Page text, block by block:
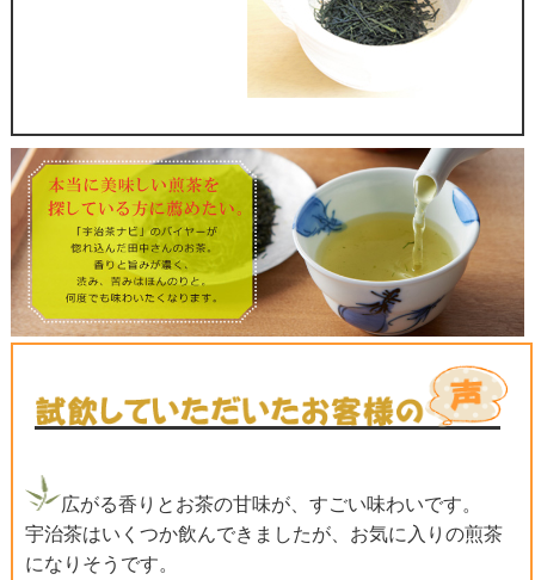
広がる香りとお茶の甘味が、すごい味わいです。
宇治茶はいくつか飲んできましたが、お気に入りの煎茶
になりそうです。